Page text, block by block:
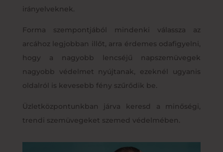
irányelveknek.
Forma szempontjából mindenki válassza az
arcához legjobban illőt, arra érdemes odafigyelni,
hogy a nagyobb lencséjű napszemüvegek
nagyobb védelmet nyújtanak, ezeknél ugyanis
oldalról is kevesebb fény szűrődik be.
Üzletközpontunkban járva keresd a minőségi,
trendi szemüvegeket szemed védelmében.